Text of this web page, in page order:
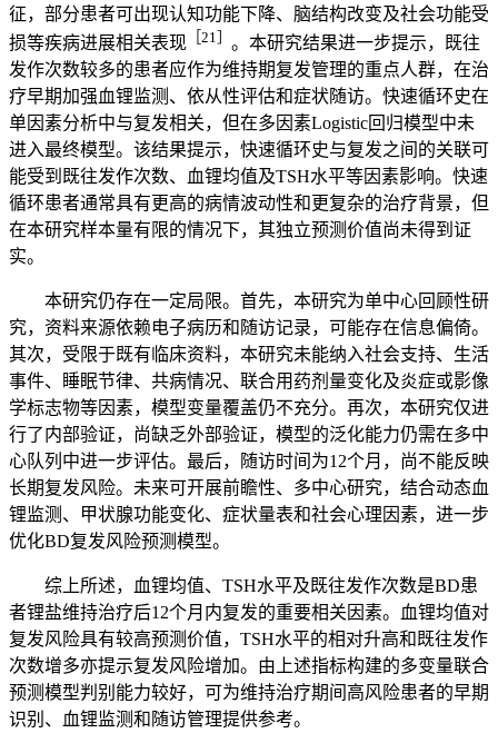
征，部分患者可出现认知功能下降、脑结构改变及社会功能受
损等疾病进展相关表现 ［21］ 。本研究结果进一步提示，既往
发作次数较多的患者应作为维持期复发管理的重点人群，在治
疗早期加强血锂监测、依从性评估和症状随访。快速循环史在
单因素分析中与复发相关，但在多因素Logistic回归模型中未
进入最终模型。该结果提示，快速循环史与复发之间的关联可
能受到既往发作次数、血锂均值及TSH水平等因素影响。快速
循环患者通常具有更高的病情波动性和更复杂的治疗背景，但
在本研究样本量有限的情况下，其独立预测价值尚未得到证
实。
本研究仍存在一定局限。首先，本研究为单中心回顾性研
究，资料来源依赖电子病历和随访记录，可能存在信息偏倚。
其次，受限于既有临床资料，本研究未能纳入社会支持、生活
事件、睡眠节律、共病情况、联合用药剂量变化及炎症或影像
学标志物等因素，模型变量覆盖仍不充分。再次，本研究仅进
行了内部验证，尚缺乏外部验证，模型的泛化能力仍需在多中
心队列中进一步评估。最后，随访时间为12个月，尚不能反映
长期复发风险。未来可开展前瞻性、多中心研究，结合动态血
锂监测、甲状腺功能变化、症状量表和社会心理因素，进一步
优化BD复发风险预测模型。
综上所述，血锂均值、TSH水平及既往发作次数是BD患
者锂盐维持治疗后12个月内复发的重要相关因素。血锂均值对
复发风险具有较高预测价值，TSH水平的相对升高和既往发作
次数增多亦提示复发风险增加。由上述指标构建的多变量联合
预测模型判别能力较好，可为维持治疗期间高风险患者的早期
识别、血锂监测和随访管理提供参考。